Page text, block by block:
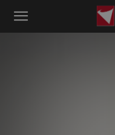
Instinkt